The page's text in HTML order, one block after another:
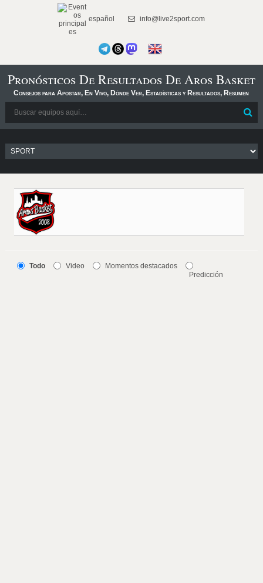
español info@live2sport.com
Pronósticos De Resultados De Aros Basket
Consejos para Apostar, En Vivo, Dónde Ver, Estadísticas y Resultados, Resumen
Todo Video
Momentos destacados
Predicción